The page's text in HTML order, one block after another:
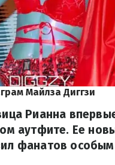
Майлза Диггзи
Рианна
аутфите. Ее
фанатов